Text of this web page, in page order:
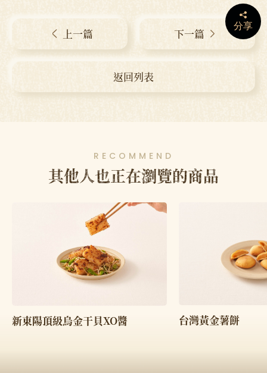
分享
上一篇
返回列表
下一篇
RECOMMEND
其他人也正在瀏覽的商品
新東陽頂級烏金干貝XO醬 台灣黃金薯餅